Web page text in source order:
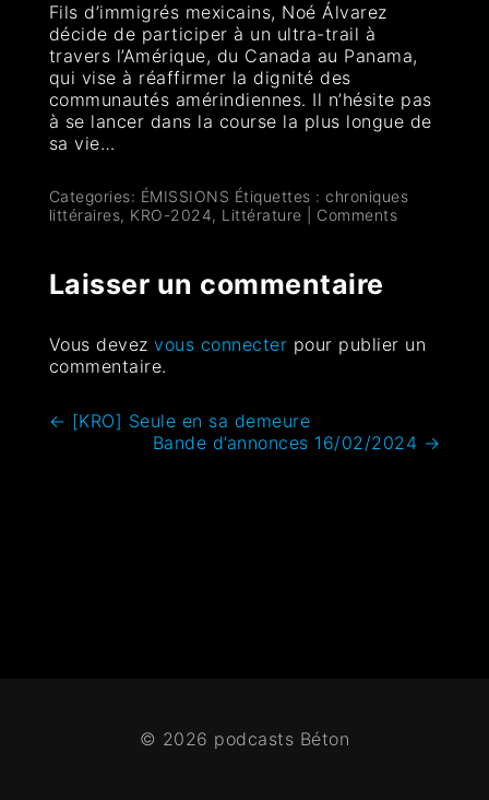
Fils d’immigrés mexicains, Noé Álvarez
décide de participer à un ultra-trail à
travers l’Amérique, du Canada au Panama,
qui vise à réaffirmer la dignité des
communautés amérindiennes. Il n’hésite pas
à se lancer dans la course la plus longue de
sa vie…
Categories: ÉMISSIONS Étiquettes :chroniques
littéraires, KRO-2024, Littérature Comments
Laisser un commentaire
Vous devezvous connecter pour publier un
commentaire.
← [KRO] Seule en sa demeure
Bande d’annonces 16/02/2024 →
© 2026 podcasts Béton